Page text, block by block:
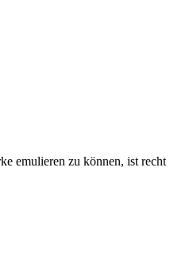
emulieren zu können, ist recht